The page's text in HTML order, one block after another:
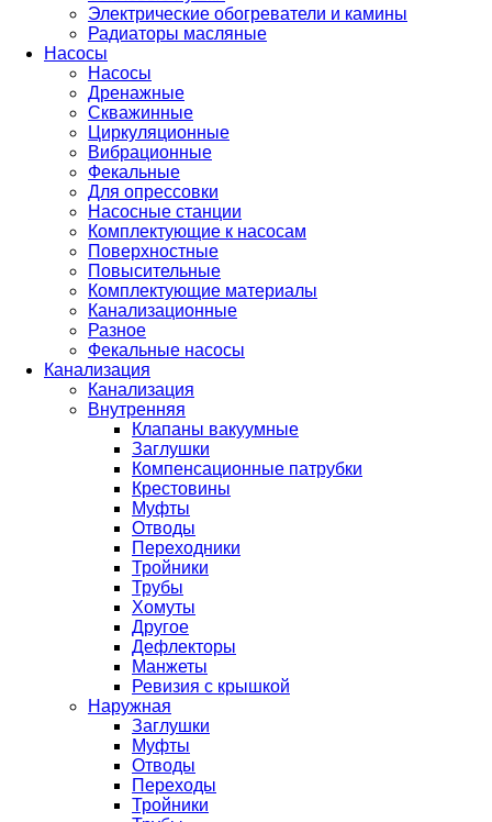
Электрические обогреватели и камины
Радиаторы масляные
Насосы
Насосы
Дренажные
Скважинные
Циркуляционные
Вибрационные
Фекальные
Для опрессовки
Насосные станции
Комплектующие к насосам
Поверхностные
Повысительные
Комплектующие материалы
Канализационные
Разное
Фекальные насосы
Канализация
Канализация
Внутренняя
Клапаны вакуумные
Заглушки
Компенсационные патрубки
Крестовины
Муфты
Отводы
Переходники
Тройники
Трубы
Хомуты
Другое
Дефлекторы
Манжеты
Ревизия с крышкой
Наружная
Заглушки
Муфты
Отводы
Переходы
Тройники